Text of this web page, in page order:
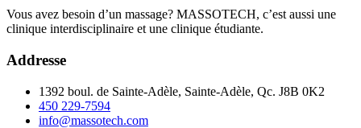
Vous avez besoin d’un massage? MASSOTECH, c’est aussi une
clinique interdisciplinaire et une clinique étudiante.
Addresse
1392 boul. de Sainte-Adèle, Sainte-Adèle, Qc. J8B 0K2
450 229-7594
info@massotech.com